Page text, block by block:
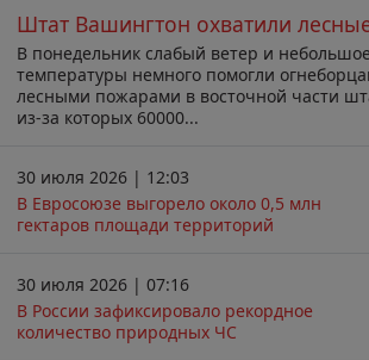
Штат Вашингтон охватили
В понедельник слабый ветер и
температуры немного помогли
лесными пожарами в восточной части
из-за которых 60000...
30 июля 2026 | 12:03
В Евросоюзе выгорело около 0,5 млн
гектаров площади территорий
30 июля 2026 | 07:16
В России зафиксировало рекордное
количество природных ЧС